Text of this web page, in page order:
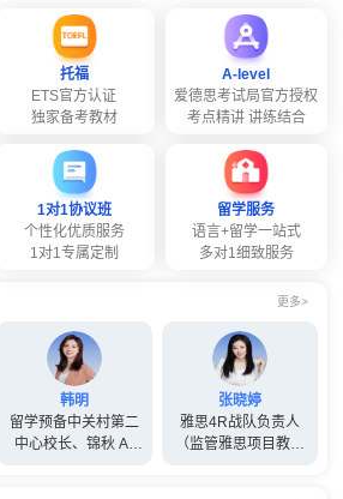
托福
ETS官方认证
独家备考教材
A-level
爱德思考试局官方授权
考点精讲 讲练结合
1对1协议班
个性化优质服务
1对1专属定制
留学服务
语言+留学一站式
多对1细致服务
更多>
韩明
留学预备中关村第二
中心校长、锦秋 A-
张晓婷
雅思4R战队负责人
（监管雅思项目教师